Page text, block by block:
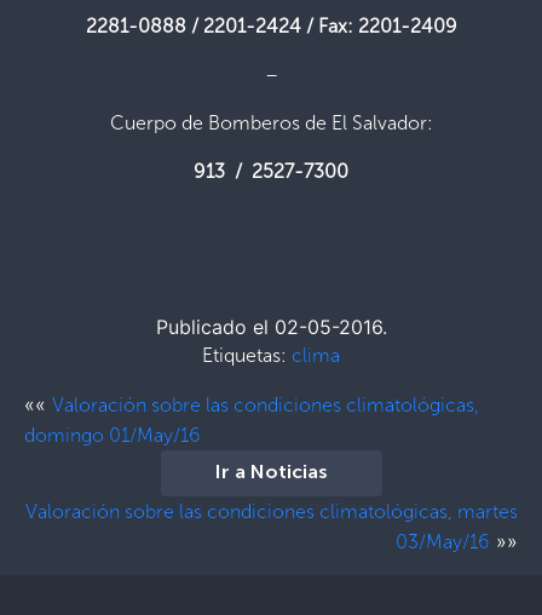
2281-0888 / 2201-2424 / Fax: 2201-2409
–
Cuerpo de Bomberos de El Salvador:
913 / 2527-7300
Publicado el 02-05-2016.
Etiquetas: clima
«« Valoración sobre las condiciones climatológicas,
domingo 01/May/16
Ir a Noticias
Valoración sobre las condiciones climatológicas, martes
03/May/16 »»